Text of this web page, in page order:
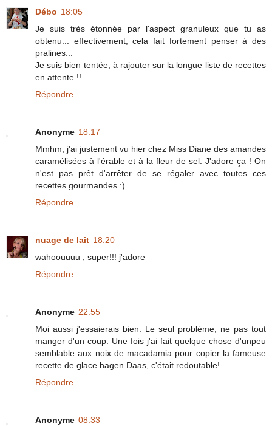
Débo 18:05
Je suis très étonnée par l'aspect granuleux que tu as
obtenu... effectivement, cela fait fortement penser à des
pralines...
Je suis bien tentée, à rajouter sur la longue liste de recettes
en attente !!
Répondre
Anonyme 18:17
Mmhm, j'ai justement vu hier chez Miss Diane des amandes
caramélisées à l'érable et à la fleur de sel. J'adore ça ! On
n'est pas prêt d'arrêter de se régaler avec toutes ces
recettes gourmandes :)
Répondre
nuage de lait 18:20
wahoouuuu , super!!! j'adore
Répondre
Anonyme 22:55
Moi aussi j'essaierais bien. Le seul problème, ne pas tout
manger d'un coup. Une fois j'ai fait quelque chose d'unpeu
semblable aux noix de macadamia pour copier la fameuse
recette de glace hagen Daas, c'était redoutable!
Répondre
Anonyme 08:33